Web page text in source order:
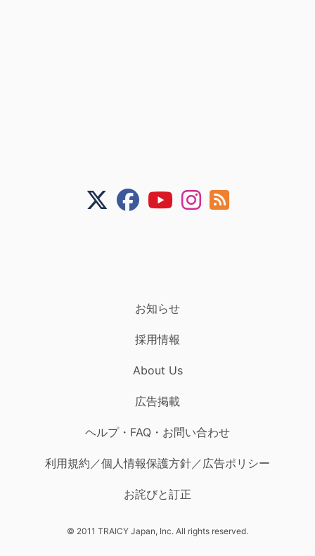
お知らせ
採用情報
About Us
広告掲載
ヘルプ・FAQ・お問い合わせ
利用規約／個人情報保護方針／広告ポリシー
お詫びと訂正
© 2011 TRAICY Japan, Inc. All rights reserved.